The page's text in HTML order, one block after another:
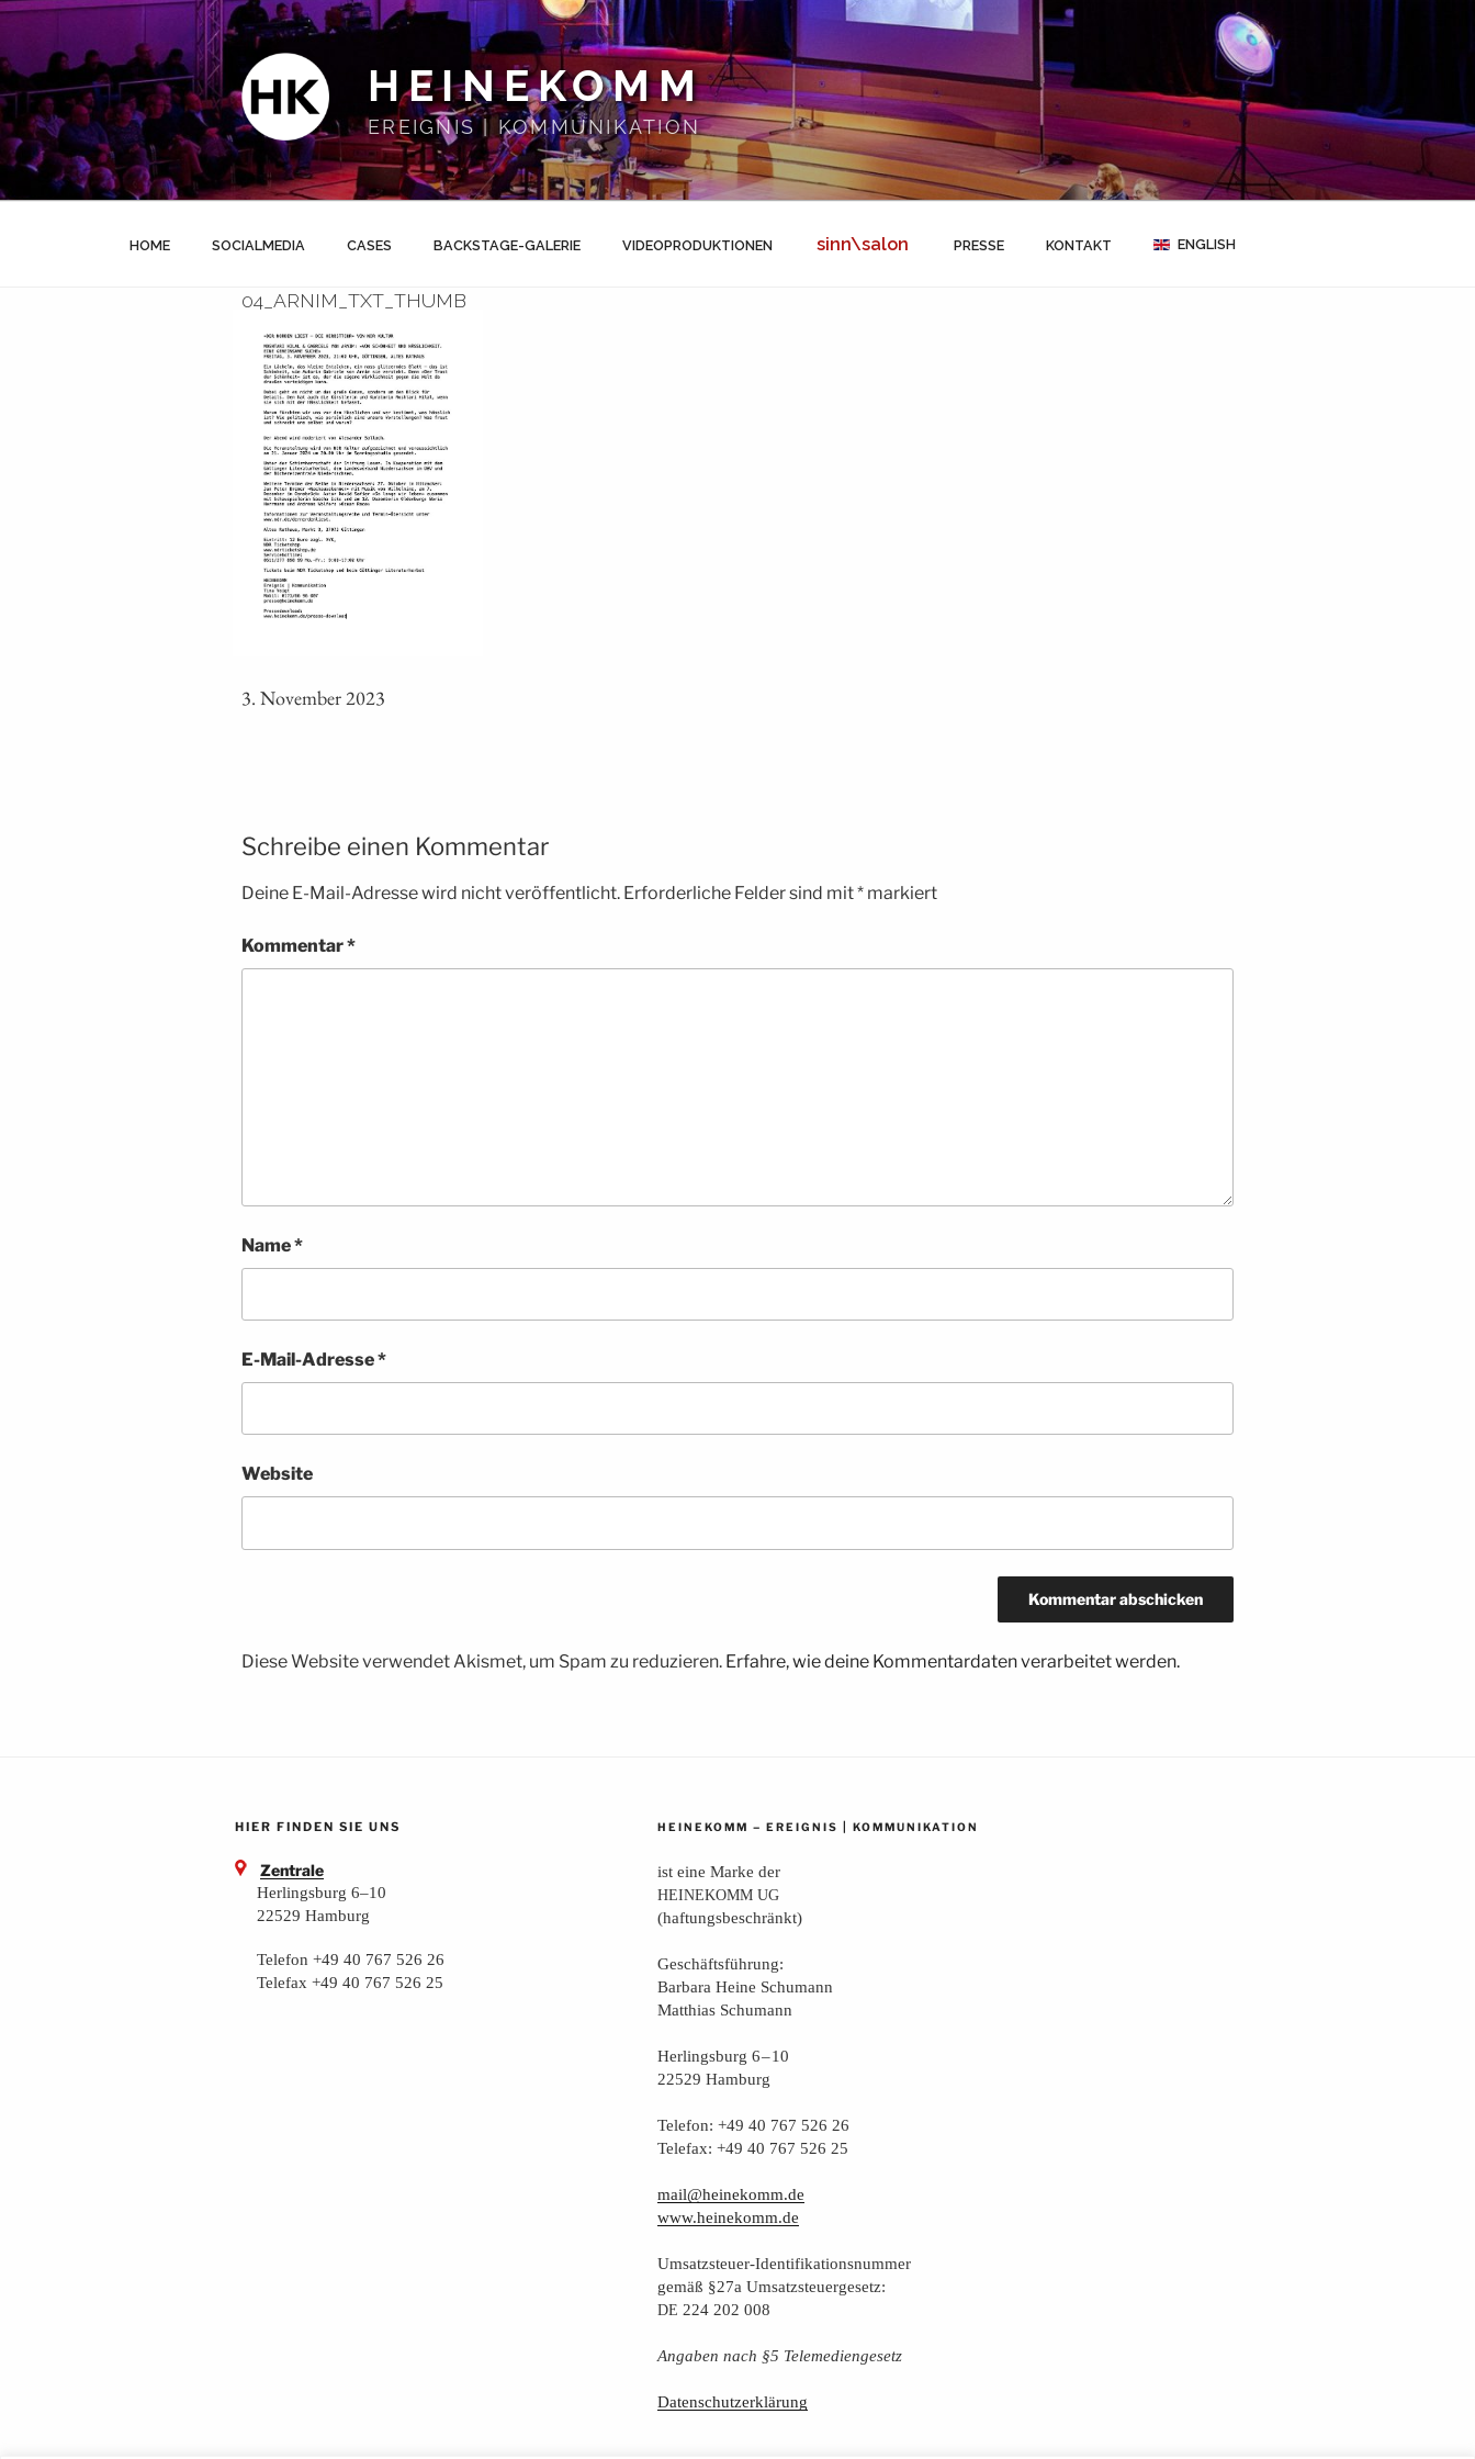
Zum
springen
HEINEKOMM
EREIGNIS | KOMMUNIKATION
HOME SOCIALMEDIA CASES BACKSTAGE-GALERIE VIDEOPRODUKTIONEN sinn\salon PRESSE KONTAKT ENGLISH
04_ARNIM_TXT_THUMB
3. Novem­ber 2023
Schreibe einen Kommentar
Deine E-Mail-Adresse wird nicht veröffentlicht. Erforderliche Felder sind mit* markiert
Kommentar*
Name*
E-Mail-Adresse*
Website
Diese Website verwendet Akismet, um Spam zu reduzieren. Erfahre, wie deine Kommentardaten verarbeitet werden.
HIER FINDEN SIE UNS
Zentrale
Herlingsburg 6–10
22529 Hamburg
Telefon +49 40 767 526 26
Telefax +49 40 767 526 25
HEINEKOMM – EREIGNIS | KOMMUNIKATION
ist eine Mar­ke der
HEINEKOMM UG
(haf­tungs­be­schränkt)
Geschäfts­füh­rung:
Bar­ba­ra Hei­ne Schumann
Mat­thi­as Schumann
Her­lings­burg 6 – 10
22529 Hamburg
Tele­fon: +49 40 767 526 26
Tele­fax: +49 40 767 526 25
mail@heinekomm.de
www.heinekomm.de
Umsatz­steu­er-Iden­ti­fi­ka­ti­ons­num­mer
gemäß §27a Umsatzsteuergesetz:
DE 224 202 008
Anga­ben nach §5 Telemediengesetz
Daten­schutz­er­klä­rung